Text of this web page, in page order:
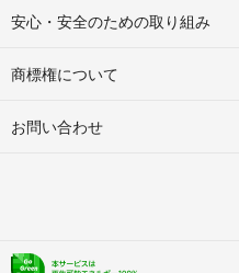
安心・安全のための取り組み
商標権について
お問い合わせ